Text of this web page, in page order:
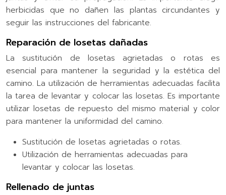
herbicidas que no dañen las plantas circundantes y
seguir las instrucciones del fabricante.
Reparación de losetas dañadas
La sustitución de losetas agrietadas o rotas es
esencial para mantener la seguridad y la estética del
camino. La utilización de herramientas adecuadas facilita
la tarea de levantar y colocar las losetas. Es importante
utilizar losetas de repuesto del mismo material y color
para mantener la uniformidad del camino.
Sustitución de losetas agrietadas o rotas.
Utilización de herramientas adecuadas para
levantar y colocar las losetas.
Rellenado de juntas